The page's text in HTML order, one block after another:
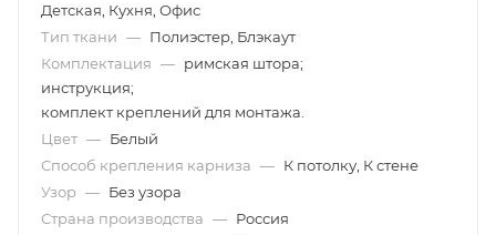
Детская, Кухня, Офис
Тип ткани — Полиэстер, Блэкаут
Комплектация — римская штора;
инструкция;
комплект креплений для монтажа.
Цвет — Белый
Способ крепления карниза — К потолку, К стене
Узор — Без узора
Страна производства — Россия